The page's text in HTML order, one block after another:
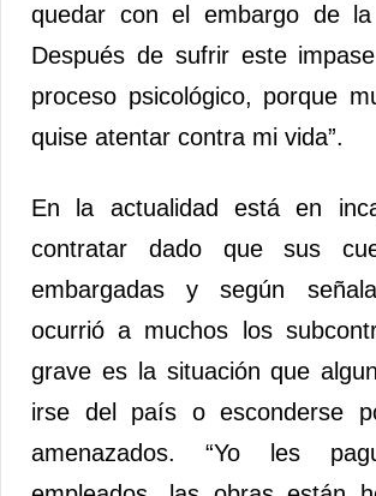
quedar con el embargo de la
Después de sufrir este
proceso psicológico, porque
quise atentar contra mi vida”.
En la actualidad está en
contratar dado que sus
embargadas y según
ocurrió a muchos los
grave es la situación que
irse del país o esconderse
amenazados. “Yo les